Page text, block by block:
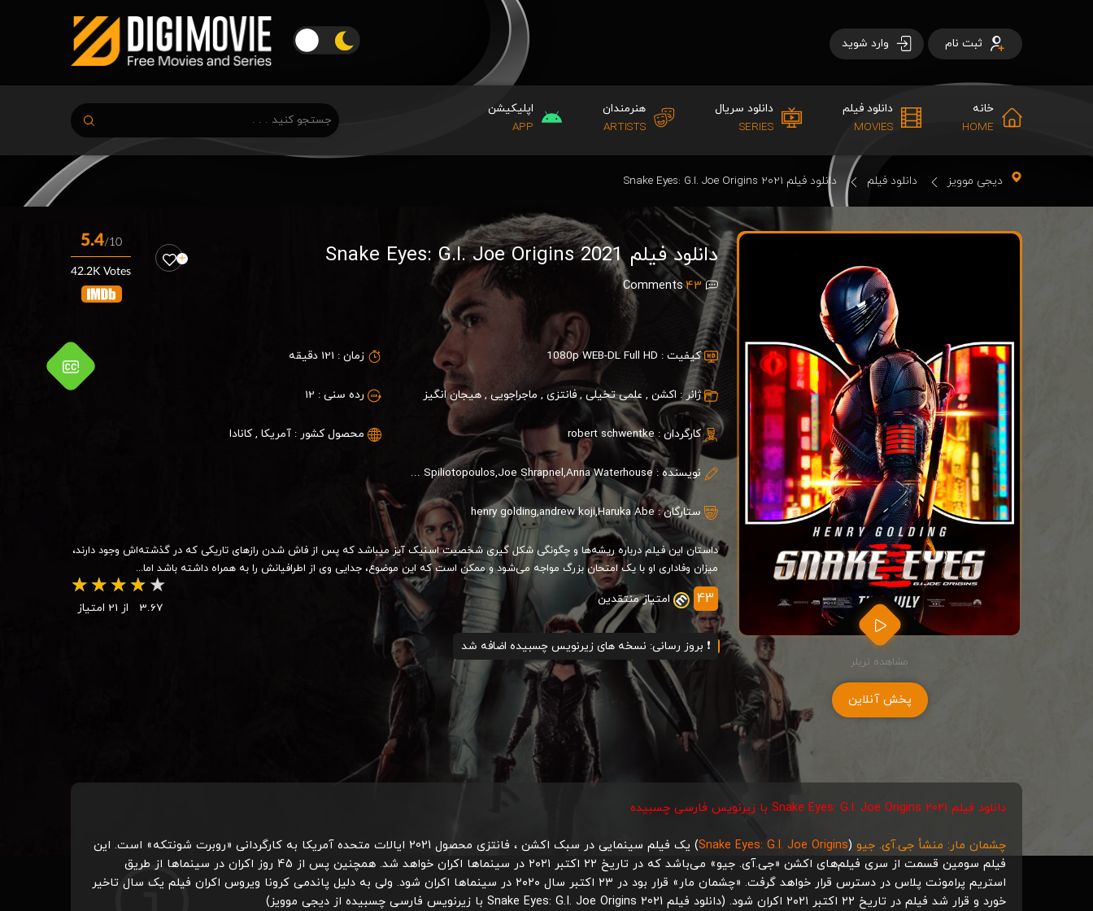
ثبت نام وارد شوید
خانه
HOME
دانلود فیلم
MOVIES
دانلود سریال
SERIES
هنرمندان
ARTISTS
اپلیکیشن
APP
دیجی موویز دانلود فیلم دانلود فیلم Snake Eyes: G.I. Joe Origins 2021
مشاهده تریلر
پخش آنلاین
5.4/10
42.2K Votes
دانلود فیلم Snake Eyes: G.I. Joe Origins 2021
43
Comments
کیفیت : 1080p WEB-DL Full HD زمان : 121 دقیقه
ژانر : اکشن , علمی تخیلی ,فانتزی , ماجراجویی ,هیجان انگیز رده سنی : 12
کارگردان : robert schwentke محصول کشور : آمریکا ,کانادا
نویسنده : Evan Spiliotopoulos,Joe Shrapnel,Anna Waterhouse
ستارگان : henry golding,andrew koji,Haruka Abe
داستان این فیلم درباره ریشه‌ها و چگونگی شکل گیری شخصیت اسنیک آیز میباشد که پس از فاش شدن رازهای تاریکی که در گذشته‌اش وجود دارند،
میزان وفاداری او با یک امتحان بزرگ مواجه می‌شود و ممکن است که این موضوع، جدایی وی از اطرافیانش را به همراه داشته باشد اما...
43 امتیاز منتقدین
3.67 از 21 امتیاز
❗ بروز رسانی: نسخه های زیرنویس چسبیده اضافه شد
دانلود فیلم Snake Eyes: G.I. Joe Origins 2021 با زیرنویس فارسی چسبیده
چشمان مار: منشأ جی.آی. جیو (
Snake Eyes: G.I. Joe Origins
) یک فیلم سینمایی در سبک اکشن ، فانتزی محصول 2021 ایالات متحده آمریکا به کارگردانی «روبرت شونتکه» است. این
فیلم سومین قسمت از سری فیلم‌های اکشن «جی.آی. جیو»
می‌باشد که در تاریخ ۲۲ اکتبر ۲۰۲۱ در سینماها اکران خواهد شد. همچنین پس از 45 روز اکران در سینماها از طریق
استریم پرامونت پلاس در دسترس قرار خواهد گرفت. «چشمان مار»
قرار بود در ۲۳ اکتبر سال ۲۰۲۰ در سینماها اکران شود. ولی به دلیل پاندمی کرونا ویروس اکران فیلم یک سال تاخیر
خورد و قرار شد فیلم در تاریخ ۲۲ اکتبر ۲۰۲۱ اکران شود. (دانلود فیلم
Snake Eyes: G.I. Joe Origins 2021 با زیرنویس فارسی چسبیده از دیجی موویز)